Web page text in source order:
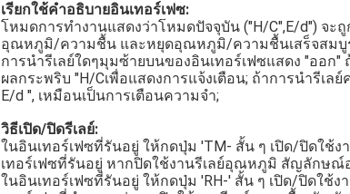
เรียกใช้คำอธิบายอินเทอร์เฟซ:
โหมดการทำงานแสดงว่าโหมดปัจจุบัน ("H/C",E/d")
อุณหภูมิ/ความชื้น และหยุดอุณหภูมิ/ความชื้นเสร็จสม
การนำรีเลย์ใดๆมุมซ้ายบนของอินเทอร์เฟซแสดง "ออ
ผลกระพริบ "H/Cเพื่อแสดงการแจ้งเตือน; ถ้าการนำรีเ
E/d ", เหมือนเป็นการเตือนความจำ;
วิธีเปิด/ปิดรีเลย์:
ในอินเทอร์เฟซที่รันอยู่ ให้กดปุ่ม 'TM- สั้น ๆ เปิด/ปิดใช้
เทอร์เฟซที่รันอยู่ หากปิดใช้งานรีเลย์อุณหภูมิ สัญลักษณ์
ในอินเทอร์เฟซที่รันอยู่ ให้กดปุ่ม 'RH-' สั้น ๆ เปิด/ปิดใช้